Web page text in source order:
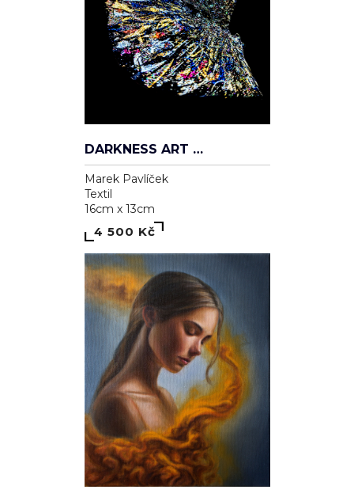
DARKNESS ART CAP — VANITAS ÉTERNELLE
Marek Pavlíček
Textil
16cm x 13cm
4 500 Kč